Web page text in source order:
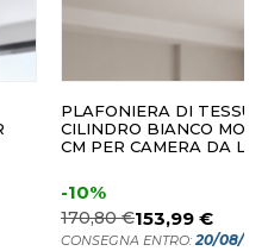
PLAFONIERA DI
CILINDRO BIANCO
CM PER CAMERA DA
-10%
170,80 €153,99 €
CONSEGNA ENTRO:20/08/